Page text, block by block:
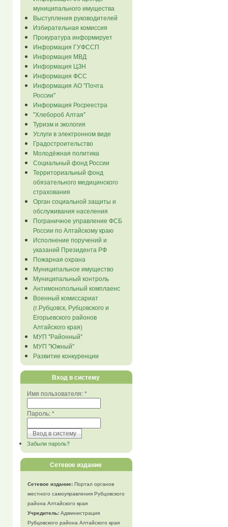
муниципального имущества
Выступления руководителей
Избирательная комиссия
Прокуратура информирует
Информация ГУФССП
Информация МВД
Информация ЦЗН
Информация ФСС
Информация АО "Почта
России"
Информация Росреестра
"Хлебороб Алтая"
Туризм и экология
Услуги в электронном виде
Градостроительство
Молодёжная политика
Социальный фонд России
Территориальный фонд
обязательного медицинского
страхования
Орган социальной защиты и
обслуживания населения
Пограничное управление ФСБ
России по Алтайскому краю
Исполнение поручений и
указаний Президента РФ
Пожарная охрана
Муниципальное имущество
Муниципальный контроль
Антимонопольный комплаенс
Военный комиссариат
(г.Рубцовск, Рубцовского и
Егорьевского районов
Алтайского края)
МУП "Районный"
МУП "Южный"
Развитие конкуренции
Вход в систему
Имя пользователя:*
Пароль:*
Забыли пароль?
Сетевое издание
Сетевое издание:Портал органов
местного самоуправления Рубцовского
района Алтайского края
Учредитель:Администрация
Рубцовского района Алтайского края